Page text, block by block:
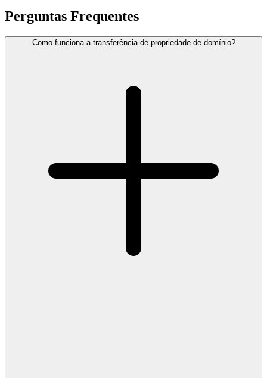
Perguntas Frequentes
Como funciona a transferência de propriedade de domínio?